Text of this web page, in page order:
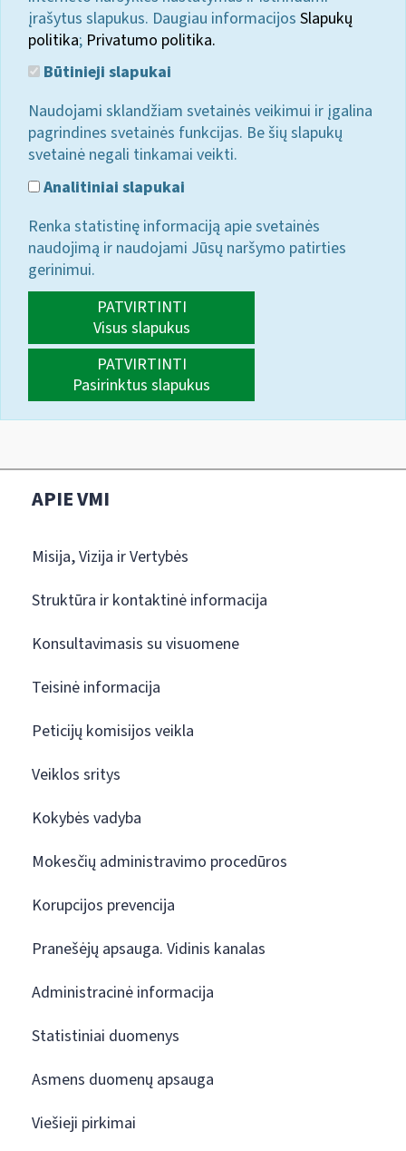
įrašytus slapukus. Daugiau informacijos Slapukų
politika; Privatumo politika.
Būtinieji slapukai
Naudojami sklandžiam svetainės veikimui ir įgalina
pagrindines svetainės funkcijas. Be šių slapukų
svetainė negali tinkamai veikti.
Analitiniai slapukai
Renka statistinę informaciją apie svetainės
naudojimą ir naudojami Jūsų naršymo patirties
gerinimui.
PATVIRTINTI
Visus slapukus
PATVIRTINTI
Pasirinktus slapukus
APIE VMI
Misija, Vizija ir Vertybės
Struktūra ir kontaktinė informacija
Konsultavimasis su visuomene
Teisinė informacija
Peticijų komisijos veikla
Veiklos sritys
Kokybės vadyba
Mokesčių administravimo procedūros
Korupcijos prevencija
Pranešėjų apsauga. Vidinis kanalas
Administracinė informacija
Statistiniai duomenys
Asmens duomenų apsauga
Viešieji pirkimai